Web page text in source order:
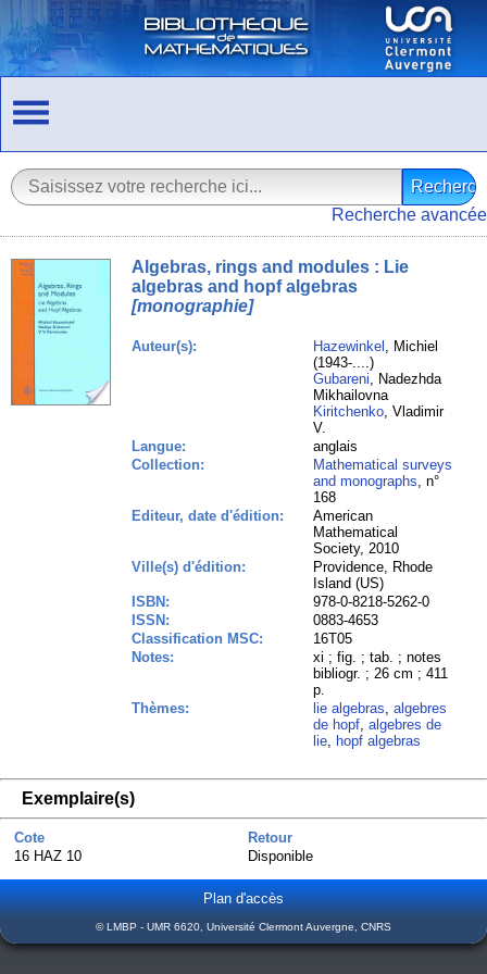
Recherche avancée
Algebras, rings and modules : Lie
algebras and hopf algebras
[monographie]
Auteur(s): Hazewinkel , Michiel
(1943-....)
Gubareni, Nadezhda
Mikhailovna
Kiritchenko, Vladimir
V.
Langue:
anglais
Collection:
Mathematical surveys
and monographs, n°
168
Editeur, date d'édition:
American
Mathematical
Society, 2010
Ville(s) d'édition:
Providence, Rhode
Island (US)
ISBN:
978-0-8218-5262-0
ISSN:
0883-4653
Classification MSC:
16T05
Notes:
xi ; fig. ; tab. ; notes
bibliogr. ; 26 cm ; 411
p.
Thèmes:
lie algebras,algebres
de hopf,algebres de
lie, hopf algebras
Exemplaire(s)
Cote
Retour
16 HAZ 10
Disponible
Plan d'accès
© LMBP - UMR 6620, Université Clermont Auvergne, CNRS